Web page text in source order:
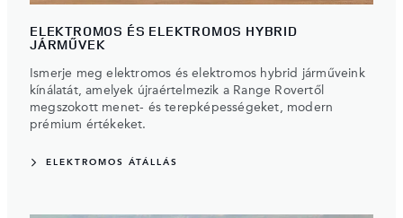
ELEKTROMOS ÉS ELEKTROMOS HYBRID
JÁRMŰVEK
Ismerje meg elektromos és elektromos hybrid járműveink
kínálatát, amelyek újraértelmezik a Range Rovertől
megszokott menet- és terepképességeket, modern
prémium értékeket.
ELEKTROMOS ÁTÁLLÁS